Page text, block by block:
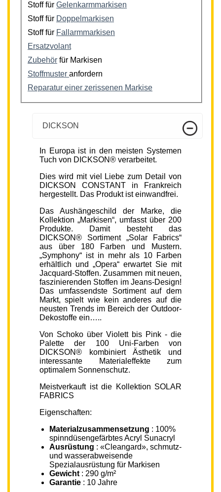
Stoff für Gelenkarmmarkisen
Stoff für Doppelmarkisen
Stoff für Fallarmmarkisen
Ersatzvolant
Zubehör für Markisen
Stoffmuster anfordern
Reparatur einer zerissenen Markise
DICKSON
In Europa ist in den meisten Systemen
Tuch von DICKSON® verarbeitet.
Dies wird mit viel Liebe zum Detail von
DICKSON CONSTANT in Frankreich
hergestellt. Das Produkt ist einwandfrei.
Das Aushängeschild der Marke, die
Kollektion „Markisen“, umfasst über 200
Produkte. Damit besteht das
DICKSON® Sortiment „Solar Fabrics“
aus über 180 Farben und Mustern.
„Symphony“ ist in mehr als 10 Farben
erhältlich und „Opera“ erwartet Sie mit
Jacquard-Stoffen. Zusammen mit neuen,
faszinierenden Stoffen im Jeans-Design!
Das umfassendste Sortiment auf dem
Markt, spielt wie kein anderes auf die
neusten Trends im Bereich der Outdoor-
Dekostoffe ein…..
Von Schoko über Violett bis Pink - die
Palette der 100 Uni-Farben von
DICKSON® kombiniert Ästhetik und
interessante Materialeffekte zum
optimalem Sonnenschutz.
Meistverkauft ist die Kollektion SOLAR
FABRICS
Eigenschaften:
Materialzusammensetzung : 100%
spinndüsengefärbtes Acryl Sunacryl
Ausrüstung : «Cleangard», schmutz-
und wasserabweisende
Spezialausrüstung für Markisen
Gewicht : 290 g/m²
Garantie : 10 Jahre